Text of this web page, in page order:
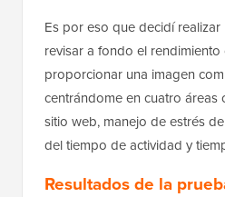
Es por eso que decidí
revisar a fondo el
proporcionar una imagen
centrándome en cuatro áreas
sitio web, manejo de estrés
del tiempo de actividad y
Resultados de la